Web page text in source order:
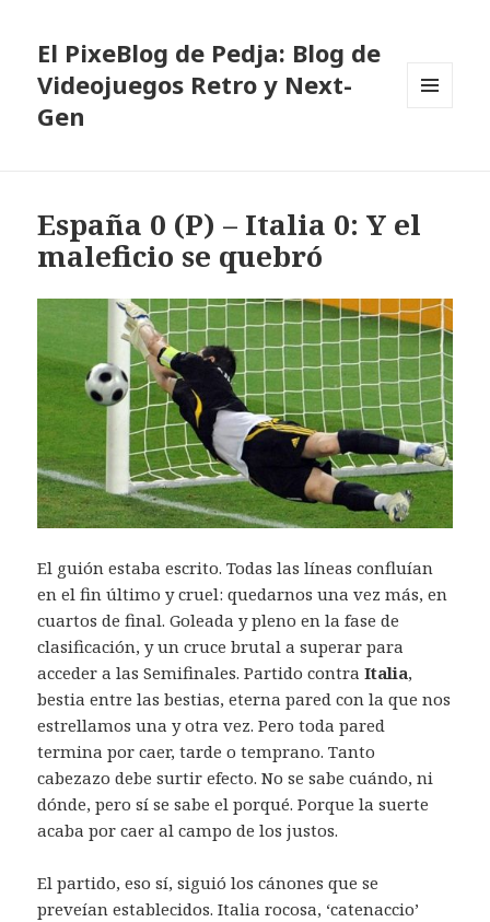
El PixeBlog de Pedja: Blog de
Videojuegos Retro y Next-
Gen
España 0 (P) – Italia 0: Y el
maleficio se quebró
El guión estaba escrito. Todas las líneas confluían
en el fin último y cruel: quedarnos una vez más, en
cuartos de final. Goleada y pleno en la fase de
clasificación, y un cruce brutal a superar para
acceder a las Semifinales. Partido contraItalia,
bestia entre las bestias, eterna pared con la que nos
estrellamos una y otra vez. Pero toda pared
termina por caer, tarde o temprano. Tanto
cabezazo debe surtir efecto. No se sabe cuándo, ni
dónde, pero sí se sabe el porqué. Porque la suerte
acaba por caer al campo de los justos.
El partido, eso sí, siguió los cánones que se
preveían establecidos. Italia rocosa, ‘catenaccio’